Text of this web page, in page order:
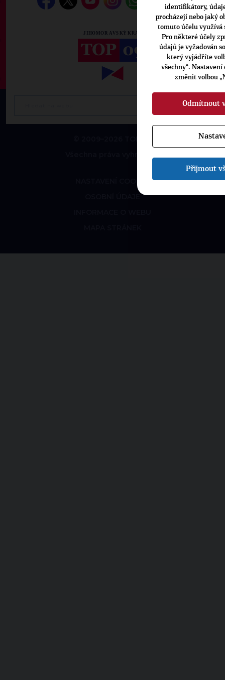
identifikátory,
procházejí nebo jaký
tomuto účelu využívá
Pro některé účely
údajů je vyžadován
který vyjádříte
všechny“. Nastavení
změnit volbou
Odmítnout
Přijmout